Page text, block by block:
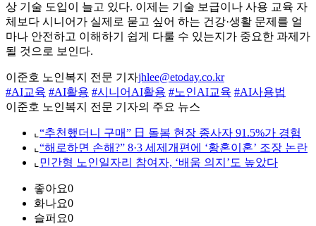
상 기술 도입이 늘고 있다. 이제는 기술 보급이나 사용 교육 자
체보다 시니어가 실제로 묻고 싶어 하는 건강·생활 문제를 얼
마나 안전하고 이해하기 쉽게 다룰 수 있는지가 중요한 과제가
될 것으로 보인다.
이준호 노인복지 전문 기자jhlee@etoday.co.kr
#AI교육 #AI활용 #시니어AI활용 #노인AI교육 #AI사용법
이준호 노인복지 전문 기자의 주요 뉴스
⌞ “추천했더니 구매” 日 돌봄 현장 종사자 91.5%가 경험
⌞ “해로하면 손해?” 8·3 세제개편에 ‘황혼이혼’ 조장 논란
⌞ 민간형 노인일자리 참여자, ‘배움 의지’도 높았다
좋아요0
화나요0
슬퍼요0